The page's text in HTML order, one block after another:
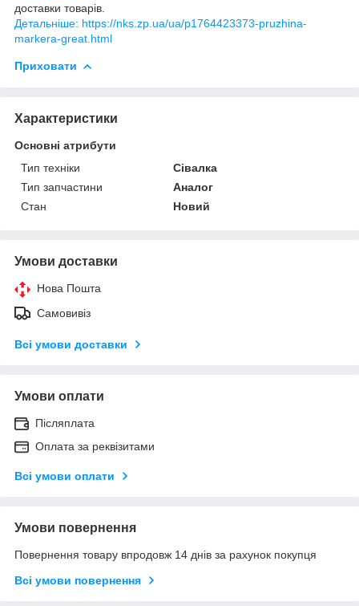
доставки товарів.
Детальніше: https://nks.zp.ua/ua/p1764423373-pruzhina-
markera-great.html
Приховати
Характеристики
Основні атрибути
Тип техніки
Сівалка
Тип запчастини
Аналог
Стан
Новий
Умови доставки
Нова Пошта
Самовивіз
Всі умови доставки
Умови оплати
Післяплата
Оплата за реквізитами
Всі умови оплати
Умови повернення
Повернення товару впродовж 14 днів за рахунок покупця
Всі умови повернення